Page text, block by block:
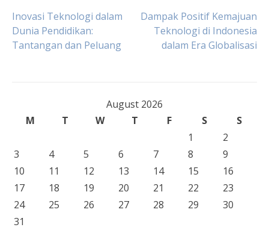
Post
navigation
Inovasi Teknologi dalam
Dunia Pendidikan:
Tantangan dan Peluang
Dampak Positif Kemajuan
Teknologi di Indonesia
dalam Era Globalisasi
August 2026
M
T W T F S
S
1
2
3
4 5 6 7 8
9
10
11 12 13 14 15
16
17
18 19 20 21 22
23
24
25 26 27 28 29
30
31